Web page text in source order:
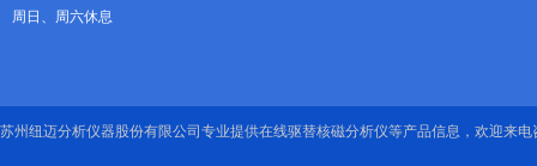
周日、周六休息
苏州纽迈分析仪器股份有限公司专业提供在线驱替核磁分析仪等产品信息，欢迎来电